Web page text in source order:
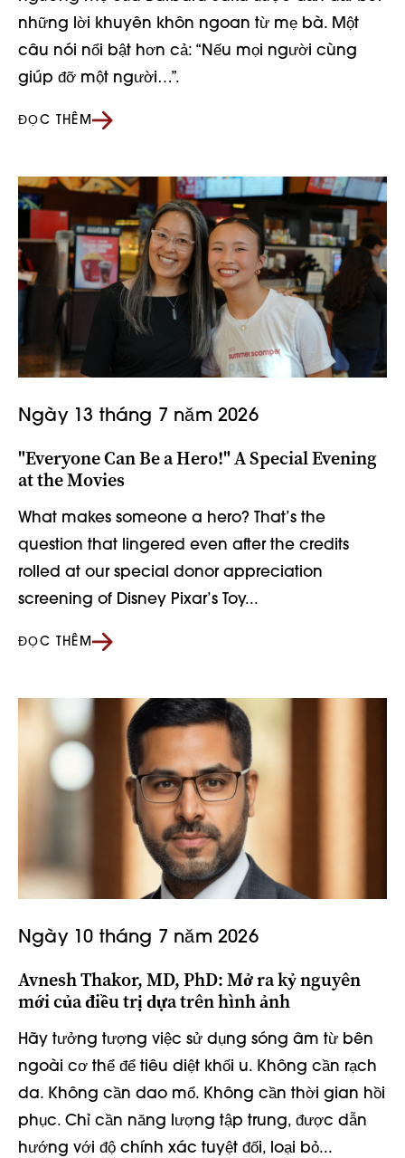
những lời khuyên khôn ngoan từ mẹ bà. Một
câu nói nổi bật hơn cả: “Nếu mọi người cùng
giúp đỡ một người…”.
ĐỌC THÊM
Ngày 13 tháng 7 năm 2026
"Everyone Can Be a Hero!" A Special Evening
at the Movies
What makes someone a hero? That’s the
question that lingered even after the credits
rolled at our special donor appreciation
screening of Disney Pixar’s Toy...
ĐỌC THÊM
Ngày 10 tháng 7 năm 2026
Avnesh Thakor, MD, PhD: Mở ra kỷ nguyên
mới của điều trị dựa trên hình ảnh
Hãy tưởng tượng việc sử dụng sóng âm từ bên
ngoài cơ thể để tiêu diệt khối u. Không cần rạch
da. Không cần dao mổ. Không cần thời gian hồi
phục. Chỉ cần năng lượng tập trung, được dẫn
hướng với độ chính xác tuyệt đối, loại bỏ...